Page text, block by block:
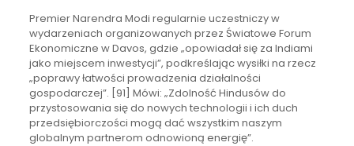
Premier Narendra Modi regularnie uczestniczy w
wydarzeniach organizowanych przez Światowe Forum
Ekonomiczne w Davos, gdzie „opowiadał się za Indiami
jako miejscem inwestycji”, podkreślając wysiłki na rzecz
„poprawy łatwości prowadzenia działalności
gospodarczej”. [91] Mówi: „Zdolność Hindusów do
przystosowania się do nowych technologii i ich duch
przedsiębiorczości mogą dać wszystkim naszym
globalnym partnerom odnowioną energię”.